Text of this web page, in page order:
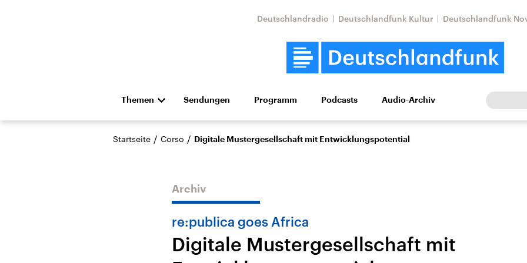
Deutschlandradio Deutschlandfunk Kultur Deutschlandfunk
Themen
Die Nachrichten Politik Wirtschaft Wissen Kultur Europa
Hörspiel und Feature Musik
Landtagswahl Sachsen-
USA
Nahostkonflikt
Iran
Sendungen Programm Podcasts Audio-Archiv
Startseite / Corso / Digitale Mustergesellschaft mit Entwicklungspotential
Archiv
re:publica goes Africa
Digitale Mustergesellschaft mit